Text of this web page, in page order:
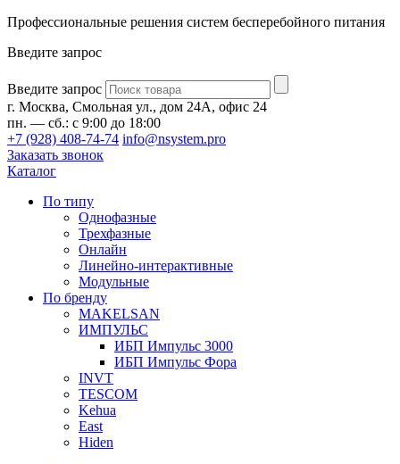
Профессиональные решения систем бесперебойного питания
Введите запрос
Введите запрос
г. Москва, Смольная ул., дом 24А, офис 24
пн. — сб.: с 9:00 до 18:00
+7 (928) 408-74-74 info@nsystem.pro
Заказать звонок
Каталог
По типу
Однофазные
Трехфазные
Онлайн
Линейно-интерактивные
Модульные
По бренду
MAKELSAN
ИМПУЛЬС
ИБП Импульс 3000
ИБП Импульс Фора
INVT
TESCOM
Kehua
East
Hiden